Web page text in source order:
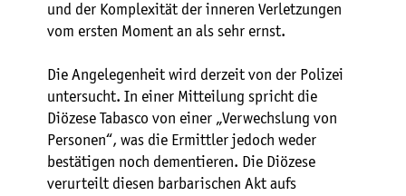
und der Komplexität der inneren Verletzungen
vom ersten Moment an als sehr ernst.
Die Angelegenheit wird derzeit von der Polizei
untersucht. In einer Mitteilung spricht die
Diözese Tabasco von einer „Verwechslung von
Personen“, was die Ermittler jedoch weder
bestätigen noch dementieren. Die Diözese
verurteilt diesen barbarischen Akt aufs